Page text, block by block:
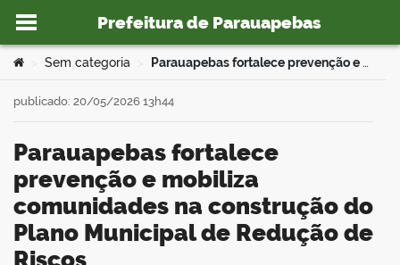
Ir para o conteúdo
Prefeitura de Parauapebas
portal
Você está aqui:
Sem categoria Parauapebas fortalece prevenção e mobiliza comunidades na construção do Plano Municipal de Redução de Riscos
Parauapebas fortalece
prevenção e mobiliza
comunidades na construção do
Plano Municipal de Redução de
Riscos
publicado: 20/05/2026 13h44